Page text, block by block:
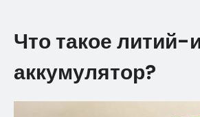
Что такое
аккумулятор?